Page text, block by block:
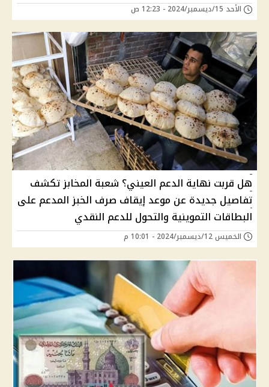
الأحد 15/ديسمبر/2024 - 12:23 ص
هل قربت نهاية الدعم العيني؟ شعبة المخابز تكشف
تفاصيل جديدة عن موعد إيقاف صرف الخبز المدعم على
البطاقات التموينية والتحول للدعم النقدي
الخميس 12/ديسمبر/2024 - 10:01 م